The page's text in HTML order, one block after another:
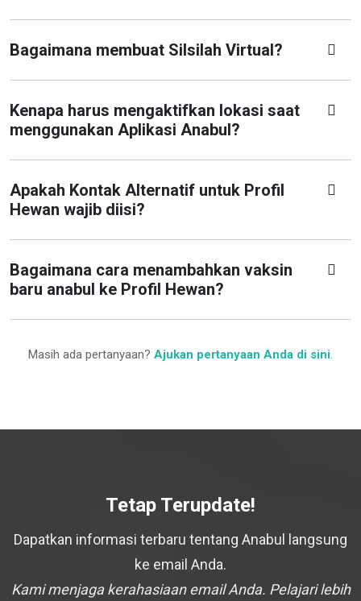
Bagaimana membuat Silsilah Virtual?
Kenapa harus mengaktifkan lokasi saat
menggunakan Aplikasi Anabul?
Apakah Kontak Alternatif untuk Profil
Hewan wajib diisi?
Bagaimana cara menambahkan vaksin
baru anabul ke Profil Hewan?
Masih ada pertanyaan? Ajukan pertanyaan Anda di sini.
Tetap Terupdate!
Dapatkan informasi terbaru tentang Anabul langsung
ke email Anda.
Kami menjaga kerahasiaan email Anda. Pelajari lebih